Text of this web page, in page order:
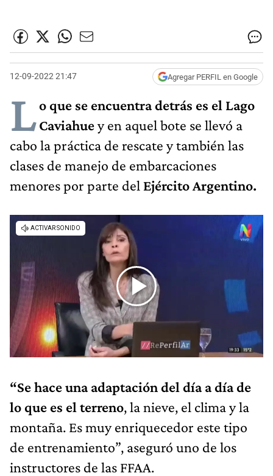
12-09-2022 21:47 Agregar PERFIL en Google
Lo que se encuentra detrás es el Lago
Caviahuey en aquel bote se llevó a
cabo la práctica de rescate y también las
clases de manejo de embarcaciones
menores por parte del Ejército Argentino.
“Se hace una adaptación del día a día de
lo que es el terreno, la nieve, el clima y la
montaña. Es muy enriquecedor este tipo
de entrenamiento”, aseguró uno de los
instructores de las FFAA.